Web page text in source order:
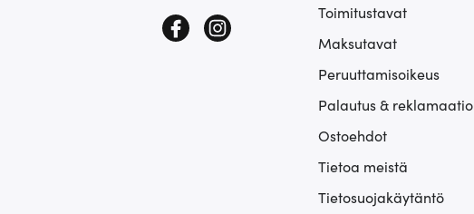
Toimitustavat
Maksutavat
Peruuttamisoikeus
Palautus & reklamaatio
Ostoehdot
Tietoa meistä
Tietosuojakäytäntö